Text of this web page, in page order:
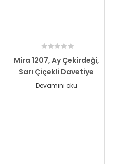
Mira 1207, Ay Çekirdeği,
Sarı Çiçekli Davetiye
Devamını oku